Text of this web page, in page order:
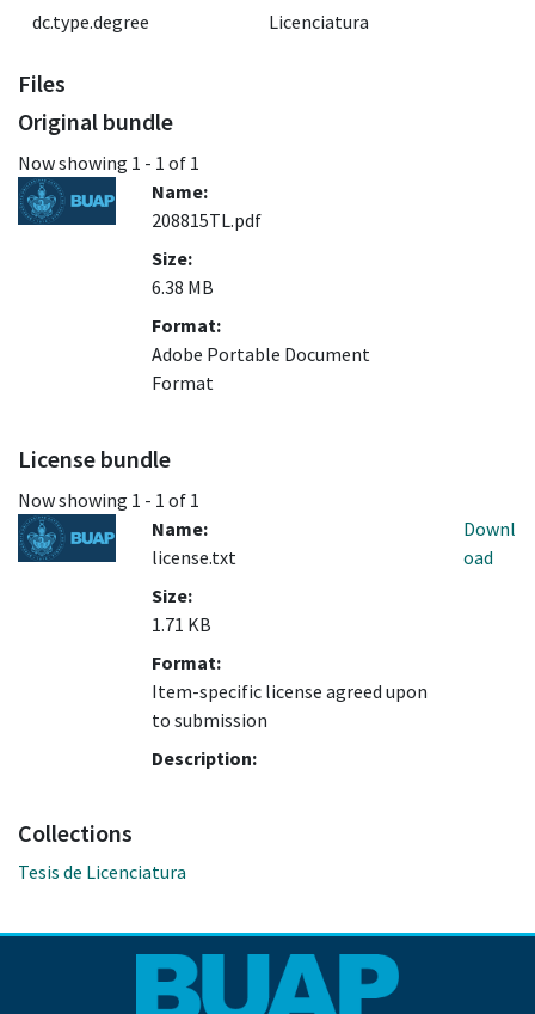
dc.type.degree Licenciatura
Files
Original bundle
Now showing 1 - 1 of 1
Name:
208815TL.pdf
Size:
6.38 MB
Format:
Adobe Portable Document
Format
License bundle
Now showing 1 - 1 of 1
Name:
license.txt
Size:
1.71 KB
Format:
Item-specific license agreed upon
to submission
Description:
Downl
oad
Collections
Tesis de Licenciatura